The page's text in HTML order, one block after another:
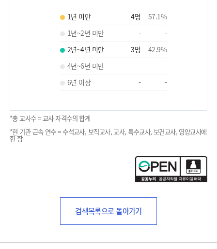
1년 미만 4명 57.1%
1년~2년 미만
-
-
2년~4년 미만
3명 42.9%
4년~6년 미만
-
-
6년 이상
- -
*총 교사수 = 교사 자격수의 합계
*현 기관 근속 연수 = 수석교사, 보직교사, 교사, 특수교사, 보건교사, 영양교사에
한 함
검색목록으로 돌아가기